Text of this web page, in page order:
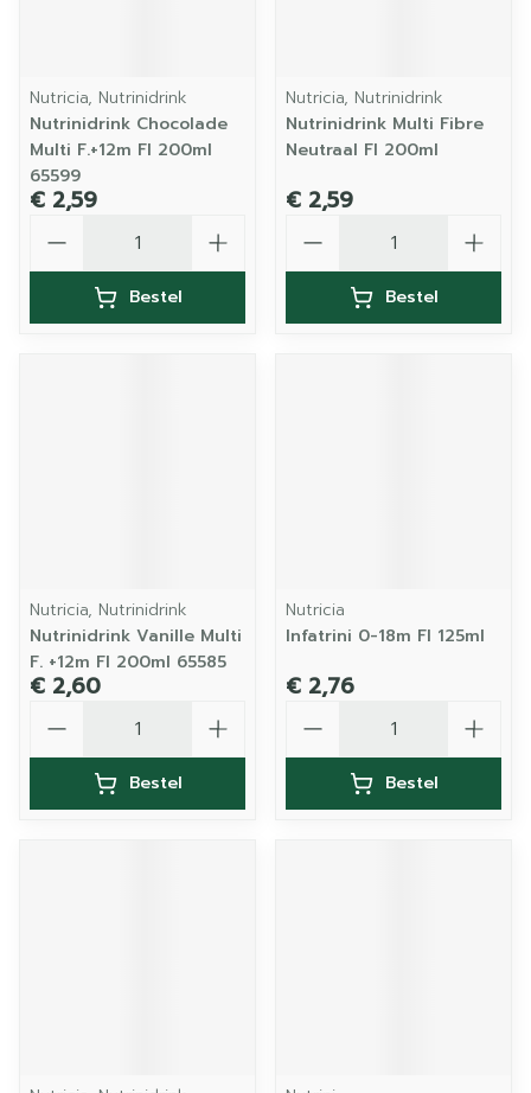
Nutricia, Nutrinidrink
Nutrinidrink Chocolade
Multi F.+12m Fl 200ml
65599
€ 2,59
Bestel
Nutricia, Nutrinidrink
Nutrinidrink Multi Fibre
Neutraal Fl 200ml
€ 2,59
Bestel
Nutricia, Nutrinidrink
Nutrinidrink Vanille Multi
F. +12m Fl 200ml 65585
€ 2,60
Bestel
Nutricia
Infatrini 0-18m Fl 125ml
€ 2,76
Bestel